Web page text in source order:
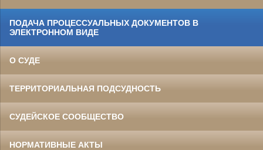
ПОДАЧА ПРОЦЕССУАЛЬНЫХ ДОКУМЕНТОВ В
ЭЛЕКТРОННОМ ВИДЕ
О СУДЕ
ТЕРРИТОРИАЛЬНАЯ ПОДСУДНОСТЬ
СУДЕЙСКОЕ СООБЩЕСТВО
НОРМАТИВНЫЕ АКТЫ